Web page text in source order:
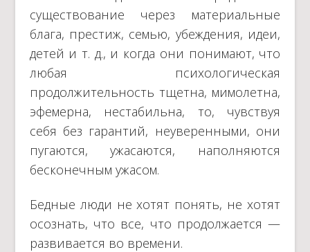
существование через материальные
блага, престиж, семью, убеждения, идеи,
детей и т. д., и когда они понимают, что
любая психологическая
продолжительность тщетна, мимолетна,
эфемерна, нестабильна, то, чувствуя
себя без гарантий, неуверенными, они
пугаются, ужасаются, наполняются
бесконечным ужасом.
Бедные люди не хотят понять, не хотят
осознать, что все, что продолжается —
развивается во времени.